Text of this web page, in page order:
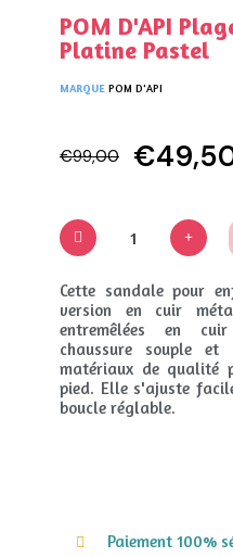
POM D'API
Platine Pastel
MARQUE POM D'API
€99,00
Cette sandale pour
version en cuir
entremêlées en
chaussure souple
matériaux de qualité
pied. Elle s'ajuste
boucle réglable.
Paiement 100%